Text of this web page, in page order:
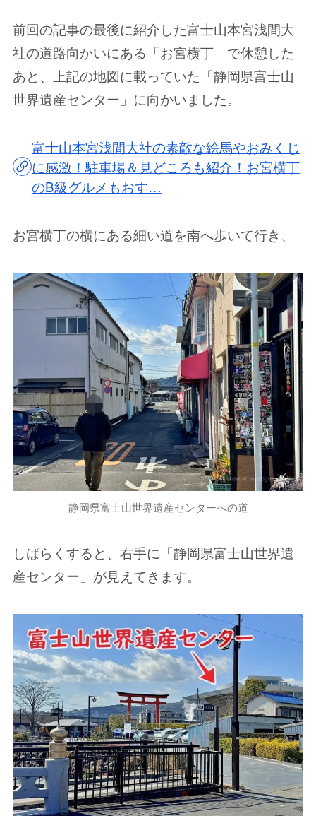
前回の記事の最後に紹介した富士山本宮浅間大
社の道路向かいにある「お宮横丁」で休憩した
あと、上記の地図に載っていた「静岡県富士山
世界遺産センター」に向かいました。
富士山本宮浅間大社の素敵な絵馬やおみくじ
に感激！駐車場＆見どころも紹介！お宮横丁
のB級グルメもおす…
お宮横丁の横にある細い道を南へ歩いて行き、
静岡県富士山世界遺産センターへの道
しばらくすると、右手に「静岡県富士山世界遺
産センター」が見えてきます。